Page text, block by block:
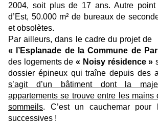
2004, soit plus de 17 ans. Autre
d’Est, 50.000 m² de bureaux de
et obsolètes.
Par ailleurs, dans le cadre du projet de
« l’Esplanade de la Commune de
des logements de« Noisy résidence »
dossier épineux qui traîne depuis des
s’agit d’un bâtiment dont la
appartements se trouve entre les mains
sommeils. C’est un cauchemar pour
successives !